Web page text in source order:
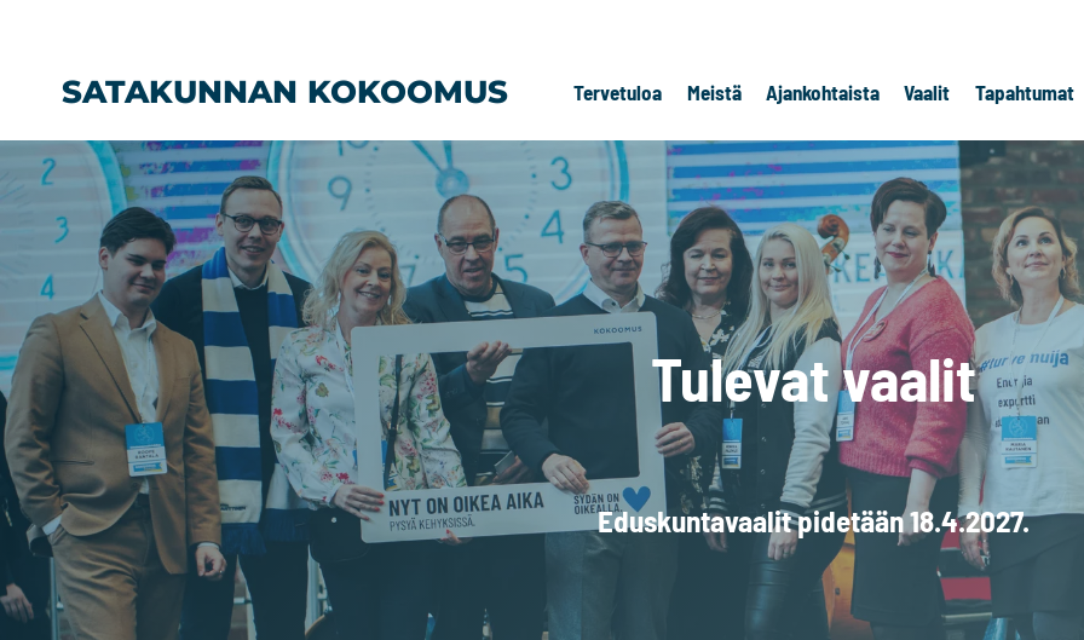
SATAKUNNAN KOKOOMUS Tervetuloa Meistä Ajankohtaista Vaalit Tapahtumat
Tulevat vaalit
Eduskuntavaalit pidetään 18.4.2027.